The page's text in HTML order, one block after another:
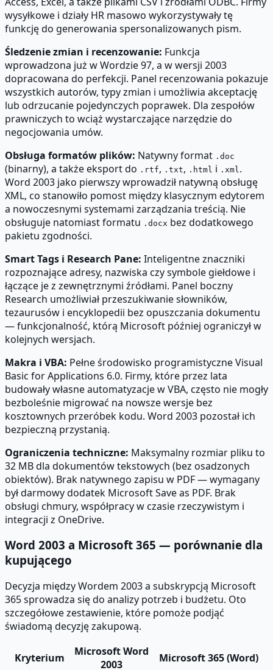
wysyłkowe i działy HR masowo wykorzystywały tę
funkcję do generowania spersonalizowanych pism.
Śledzenie zmian i recenzowanie: Funkcja
wprowadzona już w Wordzie 97, a w wersji 2003
dopracowana do perfekcji. Panel recenzowania pokazuje
wszystkich autorów, typy zmian i umożliwia akceptację
lub odrzucanie pojedynczych poprawek. Dla zespołów
prawniczych to wciąż wystarczające narzędzie do
negocjowania umów.
Obsługa formatów plików: Natywny format .doc
(binarny), a także eksport do .rtf, .txt, .html i .xml .
Word 2003 jako pierwszy wprowadził natywną obsługę
XML, co stanowiło pomost między klasycznym edytorem
a nowoczesnymi systemami zarządzania treścią. Nie
obsługuje natomiast formatu .docx bez dodatkowego
pakietu zgodności.
Smart Tags i Research Pane: Inteligentne znaczniki
rozpoznające adresy, nazwiska czy symbole giełdowe i
łączące je z zewnętrznymi źródłami. Panel boczny
Research umożliwiał przeszukiwanie słowników,
tezaurusów i encyklopedii bez opuszczania dokumentu
— funkcjonalność, którą Microsoft później ograniczył w
kolejnych wersjach.
Makra i VBA: Pełne środowisko programistyczne Visual
Basic for Applications 6.0. Firmy, które przez lata
budowały własne automatyzacje w VBA, często nie mogły
bezboleśnie migrować na nowsze wersje bez
kosztownych przeróbek kodu. Word 2003 pozostał ich
bezpieczną przystanią.
Ograniczenia techniczne: Maksymalny rozmiar pliku to
32 MB dla dokumentów tekstowych (bez osadzonych
obiektów). Brak natywnego zapisu w PDF — wymagany
był darmowy dodatek Microsoft Save as PDF. Brak
obsługi chmury, współpracy w czasie rzeczywistym i
integracji z OneDrive.
Word 2003 a Microsoft 365 — porównanie dla
kupującego
Decyzja między Wordem 2003 a subskrypcją Microsoft
365 sprowadza się do analizy potrzeb i budżetu. Oto
szczegółowe zestawienie, które pomoże podjąć
świadomą decyzję zakupową.
Kryterium
Microsoft Word
2003
Microsoft 365 (Word)